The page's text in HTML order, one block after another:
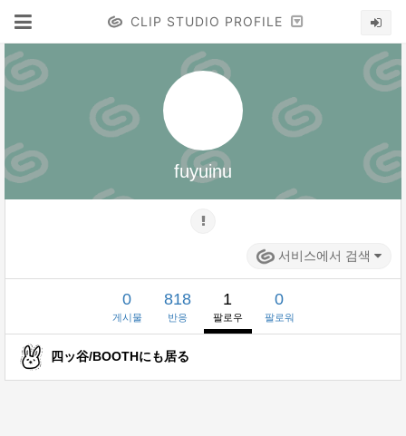
CLIP STUDIO PROFILE
fuyuinu
서비스에서 검색
0
게시물
818
반응
1
팔로우
0
팔로워
四ッ谷/BOOTHにも居る